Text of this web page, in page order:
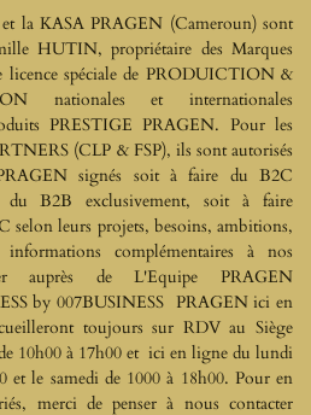
la KASA PRAGEN (Cameroun) sont
HUTIN, propriétaire des Marques
licence spéciale de PRODUICTION &
nationales et internationales
PRESTIGE PRAGEN. Pour les
(CLP & FSP), ils sont autorisés
signés soit à faire du B2C
du B2B exclusivement, soit à faire
selon leurs projets, besoins, ambitions,
informations complémentaires à nos
auprès de L'Equipe PRAGEN
by 007BUSINESS PRAGEN ici en
toujours sur RDV au Siège
10h00 à 17h00 et ici en ligne du lundi
et le samedi de 1000 à 18h00. Pour en
merci de penser à nous contacter